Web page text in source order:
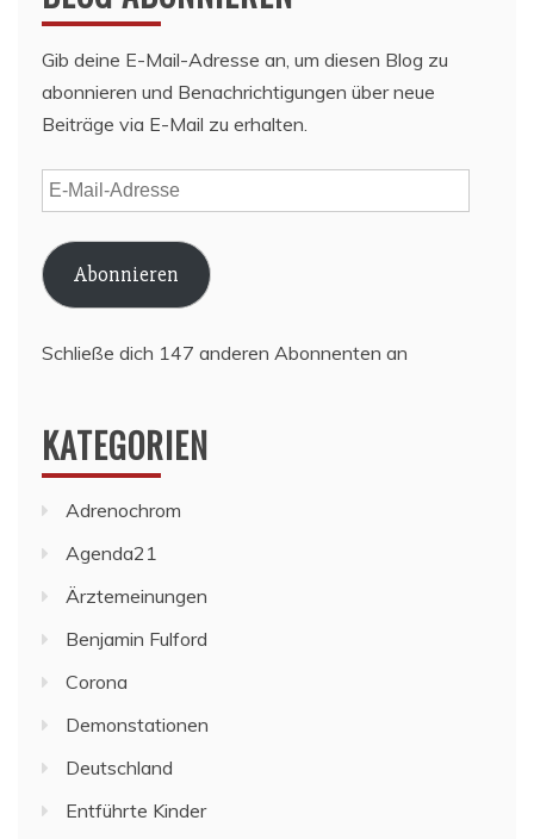
Gib deine E-Mail-Adresse an, um diesen Blog zu
abonnieren und Benachrichtigungen über neue
Beiträge via E-Mail zu erhalten.
E-
Mail-
Adresse
Abonnieren
Schließe dich 147 anderen Abonnenten an
KATEGORIEN
Adrenochrom
Agenda21
Ärztemeinungen
Benjamin Fulford
Corona
Demonstationen
Deutschland
Entführte Kinder